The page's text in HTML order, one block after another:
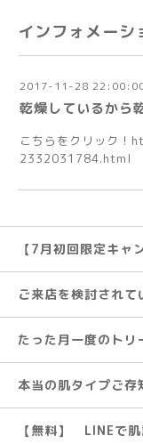
インフォメーシ
2017-11-28
乾燥しているから
こちらをクリック！
2332031784.html
【7月初回限定キャ
ご来店を検討され
たった月一度のトリ
本当の肌タイプご存
【無料】 LINEで